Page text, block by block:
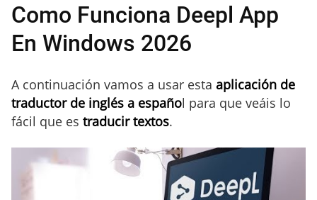
Como Funciona Deepl App
En Windows 2026
A continuación vamos a usar esta aplicación de
traductor de inglés a español para que veáis lo
fácil que es traducir textos.